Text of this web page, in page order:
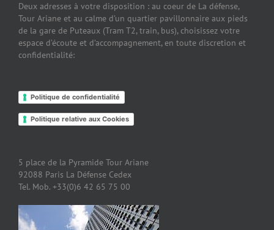
Deux adresses à votre disposition : au coeur de La défense,
Tour Ariane et au calme d’un quartier pavillonnaire aux pieds
de la gare de Puteaux (Tram T2, train, bus), choisissez votre
espace d’écoute et d’accompagnement, en toute discretion et
confidentialité:
Politique de confidentialité
Politique relative aux Cookies
5 place de la Pyramide Tour Ariane
92088 Paris La Défense Cedex
Tel. Mob. +33(0)6 42 65 75 00